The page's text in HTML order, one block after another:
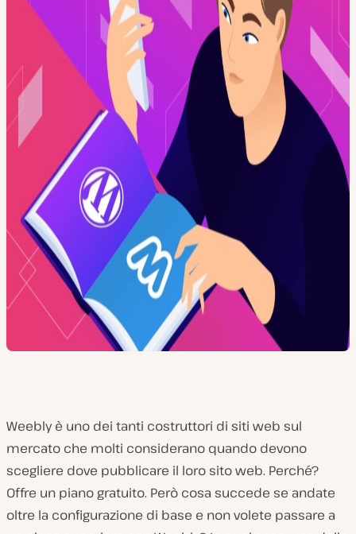
Weebly è uno dei tanti costruttori di siti web sul
mercato che molti considerano quando devono
scegliere dove pubblicare il loro sito web. Perché?
Offre un piano gratuito. Però cosa succede se andate
oltre la configurazione di base e non volete passare a